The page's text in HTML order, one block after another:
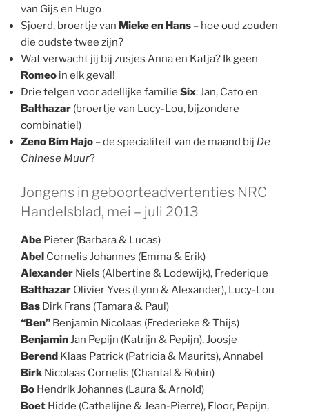
van Gijs en Hugo
Sjoerd, broertje van Mieke en Hans – hoe oud zouden
die oudste twee zijn?
Wat verwacht jij bij zusjes Anna en Katja? Ik geen
Romeo in elk geval!
Drie telgen voor adellijke familie Six: Jan, Cato en
Balthazar (broertje van Lucy-Lou, bijzondere
combinatie!)
Zeno Bim Hajo – de specialiteit van de maand bij De
Chinese Muur?
Jongens in geboorteadvertenties NRC
Handelsblad, mei – juli 2013
Abe Pieter (Barbara & Lucas)
Abel Cornelis Johannes (Emma & Erik)
Alexander Niels (Albertine & Lodewijk), Frederique
Balthazar Olivier Yves (Lynn & Alexander), Lucy-Lou
Bas Dirk Frans (Tamara & Paul)
“Ben” Benjamin Nicolaas (Frederieke & Thijs)
BenjaminJan Pepijn (Katrijn & Pepijn), Joosje
Berend Klaas Patrick (Patricia & Maurits), Annabel
Birk Nicolaas Cornelis (Chantal & Robin)
Bo Hendrik Johannes (Laura & Arnold)
Boet Hidde (Cathelijne & Jean-Pierre), Floor, Pepijn,